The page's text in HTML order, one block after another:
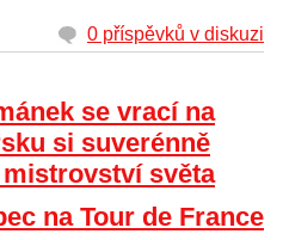
0 příspěvků v diskuzi
se vrací na
si suverénně
světa
na Tour de France